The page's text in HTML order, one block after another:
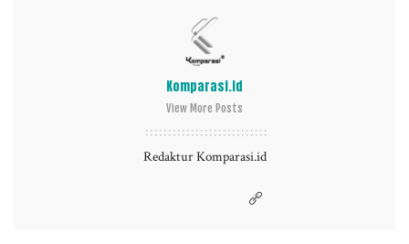
Komparasi.id
View More Posts
Redaktur Komparasi.id